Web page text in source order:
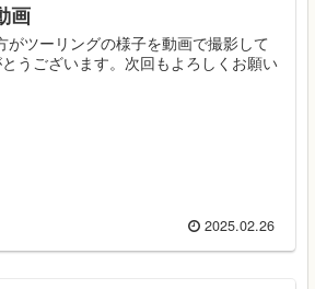
画
ツーリングの様子を動画で撮影して
うございます。次回もよろしくお願い
2025.02.26